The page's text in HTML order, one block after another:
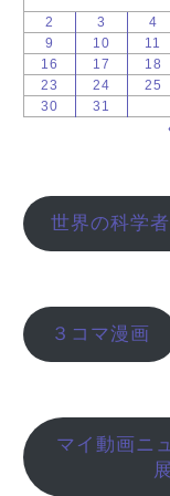
2
3 4
9
10 11
16
17 18
23
24 25
30
31
世界の科学
３コマ漫画
マイ動画ニ